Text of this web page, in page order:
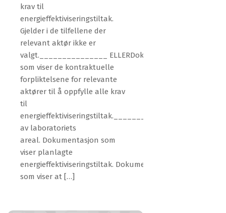
krav til
energieffektiviseringstiltak.
Gjelder i de tilfellene der
relevant aktør ikke er
valgt._______________ ELLERDokumentasjon
som viser de kontraktuelle
forpliktelsene for relevante
aktører til å oppfylle alle krav
til
energieffektiviseringstiltak._______________
av laboratoriets
areal. Dokumentasjon som
viser planlagte
energieffektiviseringstiltak. Dokumentasjon
som viser at […]